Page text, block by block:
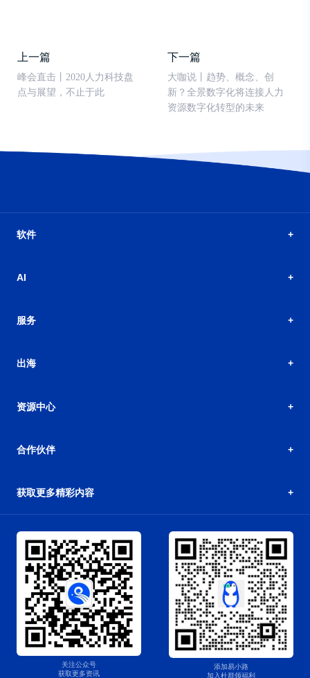
上一篇
峰会直击丨2020人力科技盘
点与展望，不止于此
下一篇
大咖说丨趋势、概念、创
新？全景数字化将连接人力
资源数字化转型的未来
软件
AI
服务
出海
资源中心
合作伙伴
获取更多精彩内容
关注公众号
获取更多资讯
添加易小路
加入杜群领福利